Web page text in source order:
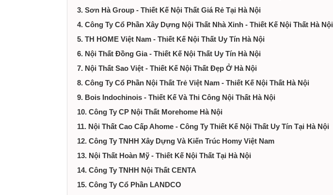
vụ
tại
Hà
3. Sơn Hà Group - Thiết Kế Nội Thất Giá Rẻ Tại Hà Nội
4. Công Ty Cổ Phần Xây Dựng Nội Thất Nhà Xinh - Thiết Kế Nội Thất Hà Nội
5. TH HOME Việt Nam - Thiết Kế Nội Thất Uy Tín Hà Nội
6. Nội Thất Đồng Gia - Thiết Kế Nội Thất Uy Tín Hà Nội
7. Nội Thất Sao Việt - Thiết Kế Nội Thất Đẹp Ở Hà Nội
8. Công Ty Cổ Phần Nội Thất Trẻ Việt Nam - Thiết Kế Nội Thất Hà Nội
9. Bois Indochinois - Thiết Kế Và Thi Công Nội Thất Hà Nội
10. Công Ty CP Nội Thất Morehome Hà Nội
11. Nội Thất Cao Cấp Ahome - Công Ty Thiết Kế Nội Thất Uy Tín Tại Hà Nội
12. Công Ty TNHH Xây Dựng Và Kiến Trúc Homy Việt Nam
13. Nội Thất Hoàn Mỹ - Thiết Kế Nội Thất Tại Hà Nội
14. Công Ty TNHH Nội Thất CENTA
15. Công Ty Cổ Phần LANDCO